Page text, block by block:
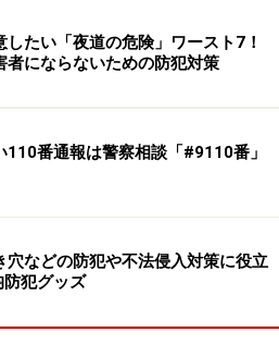
べてを単純に罪と断じること
あります。しかし、単純に万引
な場合、「欲しかったから」
いないから」というような理由
をすることは許されません。
教え諭す
したい「夜道の危険」ワースト7！
者にならないための防犯対策
110番通報は警察相談「#9110番」
穴などの防犯や不法侵入対策に役立
犯グッズ